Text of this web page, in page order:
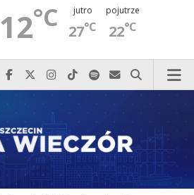
12°C jutro
27°C
pojutrze
22°C
Najlepiej po prostu do nas zadzwoń
Odwiedź nas na Facebook-u
Odwiedź nas na X
Odwiedź nas na Instagram-ie
Odwiedź nas na TikTok-u
Szukaj nas na Spotify
Wyślij do nas
Szukaj